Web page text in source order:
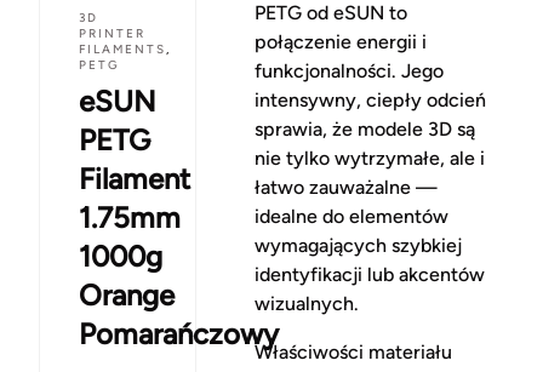
3D
PRINTER
FILAMENTS,
PETG
eSUN
PETG
Filament
1.75mm
1000g
Orange
Pomarańczowy
PETG od eSUN to
połączenie energii i
funkcjonalności. Jego
intensywny, ciepły odcień
sprawia, że modele 3D są
nie tylko wytrzymałe, ale i
łatwo zauważalne —
idealne do elementów
wymagających szybkiej
identyfikacji lub akcentów
wizualnych.
Właściwości materiału